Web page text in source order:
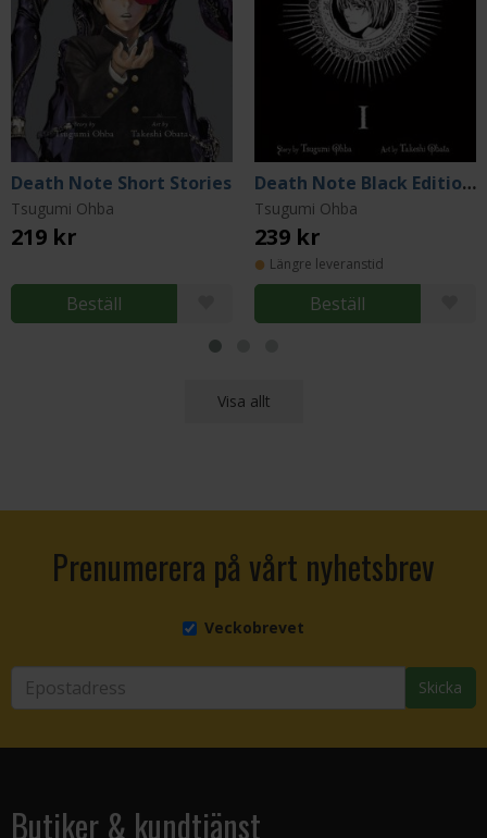
Death Note Short Stories
Tsugumi Ohba
219 kr
Beställ
Death Note Black Edition Vol 1
Tsugumi Ohba
239 kr
Längre leveranstid
Beställ
Visa allt
Prenumerera på vårt nyhetsbrev
Veckobrevet
Skicka
Butiker & kundtjänst